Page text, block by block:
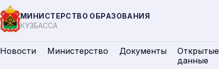
МИНИСТЕРСТВО ОБРАЗОВАНИЯ
КУЗБАССА
Новости Министерство Документы
Открытые
данные